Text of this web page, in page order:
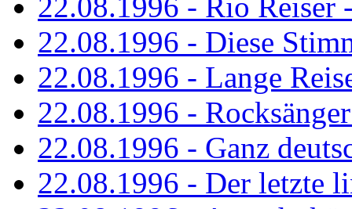
22.08.1996 - Diese
22.08.1996 - Lange
22.08.1996 -
22.08.1996 - Ganz
22.08.1996 - Der letzte